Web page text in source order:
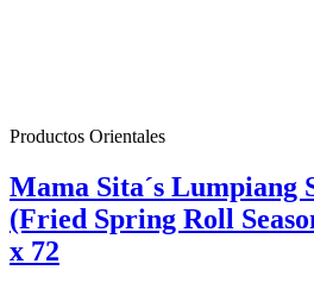
Productos Orientales
Mama Sita´s Lumpiang
(Fried Spring Roll
x 72